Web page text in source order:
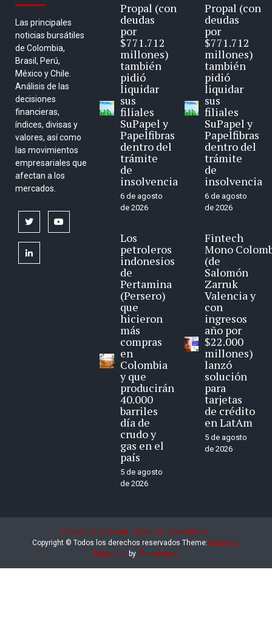
Las principales
noticias bursátiles
de Colombia,
Brasil, Perú,
México y Chile.
Análisis de las
decisiones
financieras,
índices, divisas y
valores, así como
las movimientos
empresariales que
afectan a los
mercados.
twitter
linkedin
Propal (con
deudas
por
$771.712
millones)
también
pidió
liquidar
sus
filiales
SuPapel y
Papelfibras
dentro del
trámite
de
insolvencia
6 de agosto
de 2026
Los
petroleros
indonesios
de
Pertamina
(Persero)
que
hicieron
más
compras
en
Colombia
y que
producirán
40.000
barriles
día de
crudo y
gas en el
país
5 de agosto
de 2026
Propal (con
deudas
por
$771.712
millones)
también
pidió
liquidar
sus
filiales
SuPapel y
Papelfibras
dentro del
trámite
de
insolvencia
6 de agosto
de 2026
Fintech
Mono
(de
Salomón
Zarruk
Valencia y
con
ingresos
año por
$22.000
millones)
lanzó
solución
para
tarjetas
de crédito
en LatAm
5 de agosto
de 2026
Privacy Disclaimer About Us
Contact Us
Copyright © Todos los derechos reservados Theme: Eximious
Magazine by Themesaga